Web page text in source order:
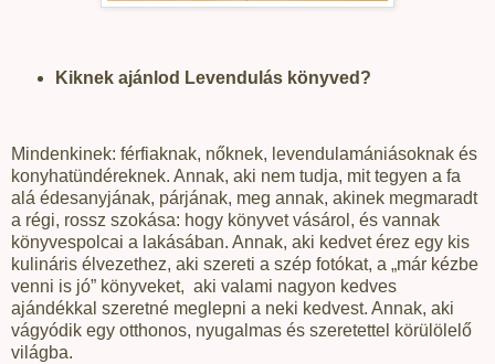
Kiknek ajánlod Levendulás könyved?
Mindenkinek: férfiaknak, nőknek, levendulamániásoknak és
konyhatündéreknek. Annak, aki nem tudja, mit tegyen a fa
alá édesanyjának, párjának, meg annak, akinek megmaradt
a régi, rossz szokása: hogy könyvet vásárol, és vannak
könyvespolcai a lakásában. Annak, aki kedvet érez egy kis
kulináris élvezethez, aki szereti a szép fotókat, a „már kézbe
venni is jó” könyveket, aki valami nagyon kedves
ajándékkal szeretné meglepni a neki kedvest. Annak, aki
vágyódik egy otthonos, nyugalmas és szeretettel körülölelő
világba.